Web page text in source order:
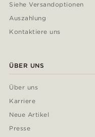
Siehe Versandoptionen
Auszahlung
Kontaktiere uns
ÜBER UNS
Über uns
Karriere
Neue Artikel
Presse